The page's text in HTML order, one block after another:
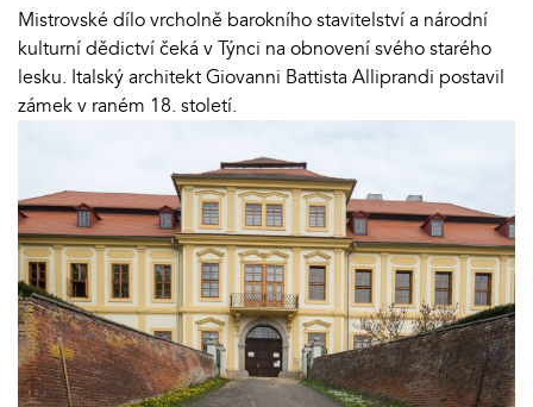
Mistrovské dílo vrcholně barokního stavitelství a národní
kulturní dědictví čeká v Týnci na obnovení svého starého
lesku. Italský architekt Giovanni Battista Alliprandi postavil
zámek v raném 18. století.